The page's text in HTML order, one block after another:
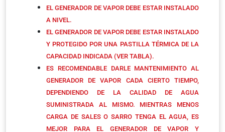
EL GENERADOR DE VAPOR DEBE ESTAR INSTALADO
A NIVEL.
EL GENERADOR DE VAPOR DEBE ESTAR INSTALADO
Y PROTEGIDO POR UNA PASTILLA TÉRMICA DE LA
CAPACIDAD INDICADA (VER TABLA).
ES RECOMENDABLE DARLE MANTENIMIENTO AL
GENERADOR DE VAPOR CADA CIERTO TIEMPO,
DEPENDIENDO DE LA CALIDAD DE AGUA
SUMINISTRADA AL MISMO. MIENTRAS MENOS
CARGA DE SALES O SARRO TENGA EL AGUA, ES
MEJOR PARA EL GENERADOR DE VAPOR Y